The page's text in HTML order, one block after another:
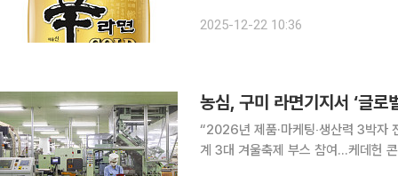
다. 특히 강황과 큐민으로 닭 육수와
2025-12-22 10:36
“2026년 제품·마케팅‧생산력 3박자
계 3대 겨울축제 부스 참여...케데헌